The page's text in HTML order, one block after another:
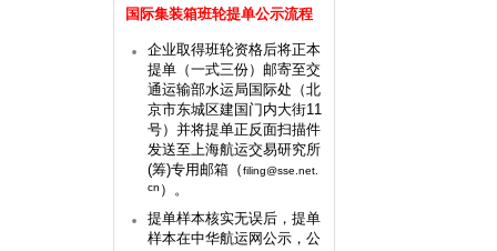
国际集装箱班轮提单公示流程
企业取得班轮资格后将正本
提单（一式三份）邮寄至交
通运输部水运局国际处（北
京市东城区建国门内大街11
号）并将提单正反面扫描件
发送至上海航运交易研究所
(筹)专用邮箱（filing@sse.net.
cn ）。
提单样本核实无误后，提单
样本在中华航运网公示，公